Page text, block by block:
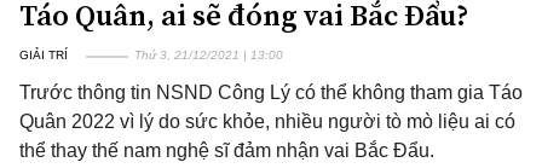
Táo Quân, ai sẽ đóng vai Bắc Đẩu?
GIẢI TRÍ Thứ 3, 21/12/2021 | 13:00
Trước thông tin NSND Công Lý có thể không tham gia Táo
Quân 2022 vì lý do sức khỏe, nhiều người tò mò liệu ai có
thể thay thế nam nghệ sĩ đảm nhận vai Bắc Đẩu.